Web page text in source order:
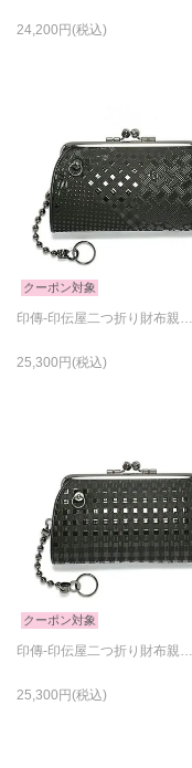
24,200
クーポン対象
印傳-印伝屋二つ折り財布親子がま口財布山梨カモフラ柄
25,300
クーポン対象
印傳-印伝屋二つ折り財布親子がま口財布チェック柄
25,300